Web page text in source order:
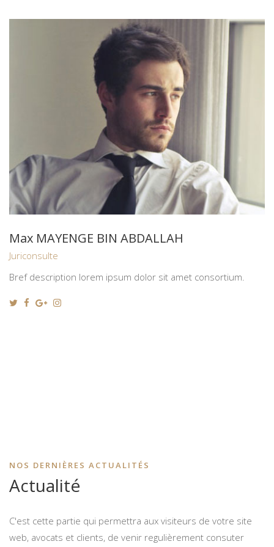
Max MAYENGE BIN ABDALLAH
Juriconsulte
Bref description lorem ipsum dolor sit amet consortium.
NOS DERNIÈRES ACTUALITÉS
Actualité
C'est cette partie qui permettra aux visiteurs de votre site
web, avocats et clients, de venir regulièrement consuter